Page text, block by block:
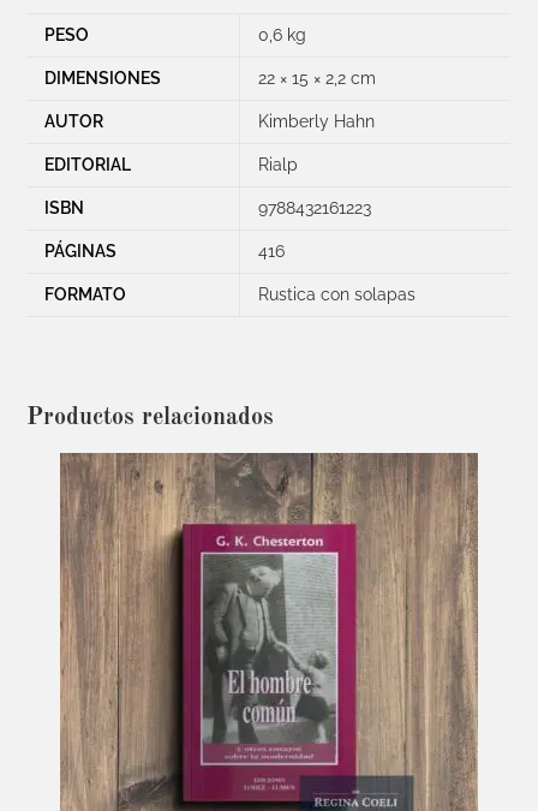
PESO 0,6 kg
DIMENSIONES 22 × 15 × 2,2 cm
AUTOR Kimberly Hahn
EDITORIAL Rialp
ISBN 9788432161223
PÁGINAS 416
FORMATO Rustica con solapas
Productos relacionados